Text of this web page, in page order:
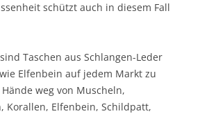
schützt auch in diesem Fall
Taschen aus Schlangen-Leder
Elfenbein auf jedem Markt zu
weg von Muscheln,
Korallen, Elfenbein, Schildpatt,